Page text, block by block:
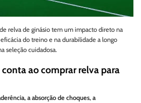
relva de ginásio tem um impacto direto na
do treino e na durabilidade a longo
seleção cuidadosa.
ao comprar relva para
a absorção de choques, a